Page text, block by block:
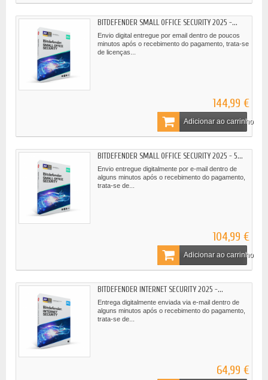
BITDEFENDER SMALL OFFICE SECURITY 2025 -...
Envio digital entregue por email dentro de poucos
minutos após o recebimento do pagamento, trata-se
de licenças...
144,99 €
Adicionar ao carrinho
BITDEFENDER SMALL OFFICE SECURITY 2025 - 5...
Envio entregue digitalmente por e-mail dentro de
alguns minutos após o recebimento do pagamento,
trata-se de...
104,99 €
Adicionar ao carrinho
BITDEFENDER INTERNET SECURITY 2025 -...
Entrega digitalmente enviada via e-mail dentro de
alguns minutos após o recebimento do pagamento,
trata-se de...
64,99 €